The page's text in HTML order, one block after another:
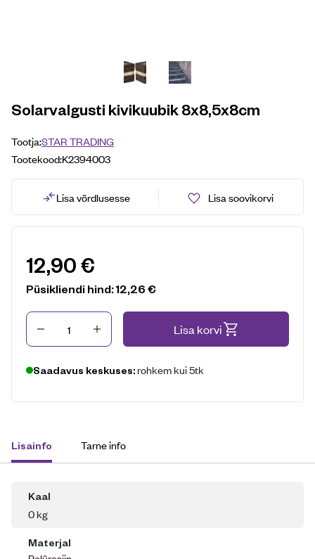
Solarvalgusti kivikuubik 8x8,5x8cm
Tootja:STAR TRADING
Tootekood:K2394003
Lisa võrdlusesse Lisa soovikorvi
12,90€
Püsikliendi hind:12,26€
Kogus Lisa korvi
Saadavus keskuses: rohkem kui 5tk
Lisainfo Tarne info
Kaal
0 kg
Materjal